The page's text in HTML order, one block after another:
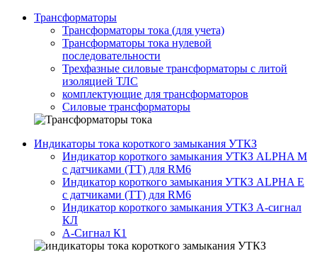
Трансформаторы
Трансформаторы тока (для учета)
Трансформаторы тока нулевой
последовательности
Трехфазные силовые трансформаторы с литой
изоляцией ТЛС
комплектующие для трансформаторов
Силовые трансформаторы
Индикаторы тока короткого замыкания УТКЗ
Индикатор короткого замыкания УТКЗ ALPHA M
с датчиками (ТТ) для RM6
Индикатор короткого замыкания УТКЗ ALPHA E
с датчиками (ТТ) для RM6
Индикатор короткого замыкания УТКЗ А-сигнал
КЛ
А-Сигнал К1